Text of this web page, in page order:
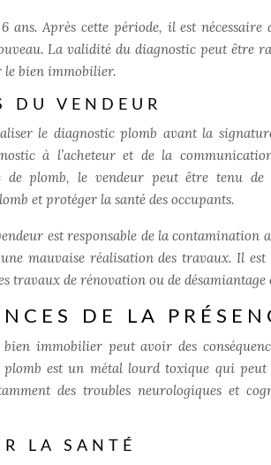
ans. Après cette période, il est
La validité du diagnostic peut être
le bien immobilier.
DU VENDEUR
le diagnostic plomb avant la
à l’acheteur et de la
de plomb, le vendeur peut être tenu
et protéger la santé des occupants.
est responsable de la contamination
mauvaise réalisation des travaux. Il
travaux de rénovation ou de
DE LA
immobilier peut avoir des
est un métal lourd toxique qui peut
des troubles neurologiques et
LA SANTÉ